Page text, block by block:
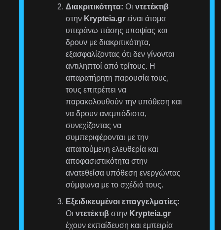
Διακριτικότητα: Οιντετέκτιβ
στην Krypteia.gr είναι άτομα
υπεράνω πάσης υποψίας και
δρουν με διακριτικότητα,
εξασφαλίζοντας ότι δεν γίνονται
αντιληπτοί από τρίτους. Η
απαρατήρητη παρουσία τους,
τους επιτρέπει να
παρακολουθούν την υπόθεση και
να δρουν ανεμπόδιστα,
συνεχίζοντας να
συμπεριφέρονται με την
απαιτούμενη ελευθερία και
αποφασιστικότητα στην
ανατεθείσα υπόθεση ενεργώντας
σύμφωνα με το σχέδιό τους.
Εξειδικευμένοι επαγγελματίες:
Οιντετέκτιβ στην Krypteia.gr
έχουν εκπαίδευση και εμπειρία